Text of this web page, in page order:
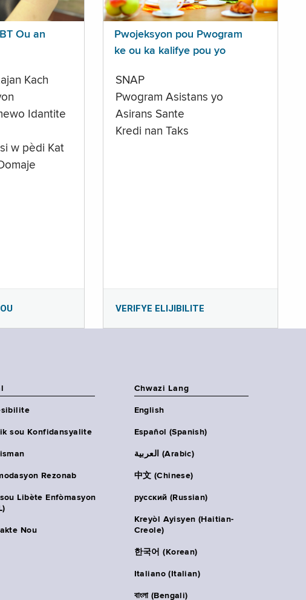
Ou an
Kach
Idantite
w pèdi Kat
Pwojeksyon pou Pwogram
ke ou ka kalifye pou yo
SNAP
Pwogram Asistans yo
Asirans Sante
Kredi nan Taks
VERIFYE ELIJIBILITE
sou Konfidansyalite
Rezonab
Libète Enfòmasyon
Nou
Chwazi Lang
English
Español (Spanish)
العربية (Arabic)
中文 (Chinese)
русский (Russian)
Kreyòl Ayisyen (Haitian-
Creole)
한국어 (Korean)
Italiano (Italian)
বাংলা (Bengali)